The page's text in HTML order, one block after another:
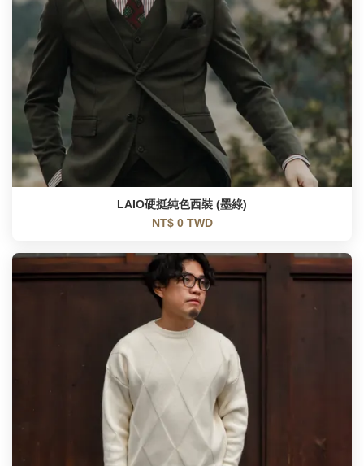
LAIO硬挺純色西裝 (墨綠)
NT$ 0 TWD